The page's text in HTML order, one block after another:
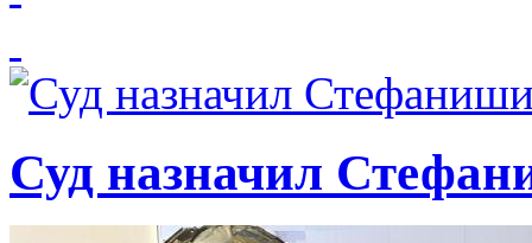
Суд назначил